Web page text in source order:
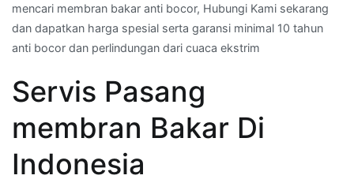
Wa
Kami
waterproofing
roll
Wilayah
mencari membran bakar anti bocor, Hubungi Kami sekarang
dan dapatkan harga spesial serta garansi minimal 10 tahun
anti bocor dan perlindungan dari cuaca ekstrim
Servis Pasang
membran Bakar Di
Indonesia